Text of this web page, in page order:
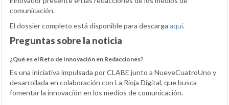
comunicación.
El dossier completo está disponible para descarga aquí.
Preguntas sobre la noticia
¿Qué es el Reto de Innovación en Redacciones?
Es una iniciativa impulsada por CLABE junto a NueveCuatroUno y
desarrollada en colaboración con La Rioja Digital, que busca
fomentar la innovación en los medios de comunicación.